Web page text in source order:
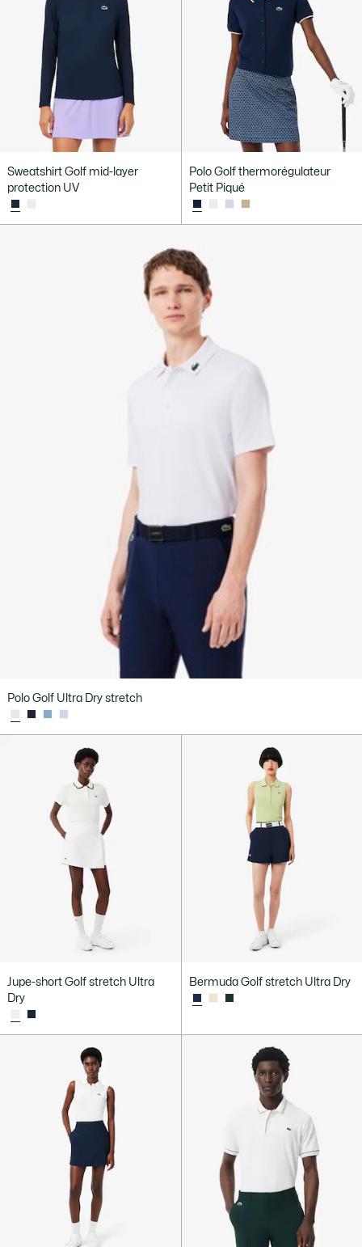
Sweatshirt Golf mid-layer
protection UV
Polo Golf thermorégulateur
Petit Piqué
Polo Golf Ultra Dry stretch
Jupe-short Golf stretch Ultra
Dry
Bermuda Golf stretch Ultra Dry